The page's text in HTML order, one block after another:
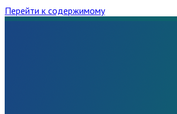
Перейти к содержимому